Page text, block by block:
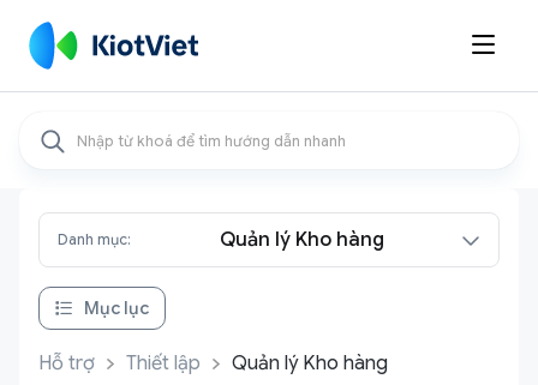

Danh mục: Quản lý Kho hàng
Mục lục
Hỗ trợ Thiết lập Quản lý Kho hàng